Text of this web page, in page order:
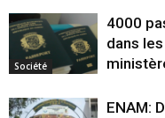
Société
4000
dans
ENAM: